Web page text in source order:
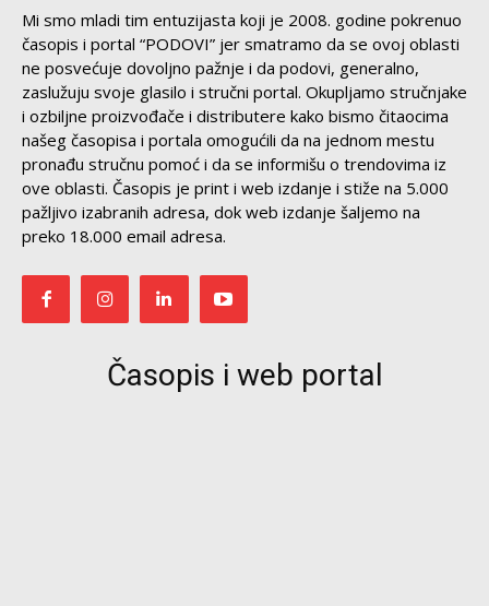
Mi smo mladi tim entuzijasta koji je 2008. godine pokrenuo
časopis i portal “PODOVI” jer smatramo da se ovoj oblasti
ne posvećuje dovoljno pažnje i da podovi, generalno,
zaslužuju svoje glasilo i stručni portal. Okupljamo stručnjake
i ozbiljne proizvođače i distributere kako bismo čitaocima
našeg časopisa i portala omogućili da na jednom mestu
pronađu stručnu pomoć i da se informišu o trendovima iz
ove oblasti. Časopis je print i web izdanje i stiže na 5.000
pažljivo izabranih adresa, dok web izdanje šaljemo na
preko 18.000 email adresa.
Časopis i web portal